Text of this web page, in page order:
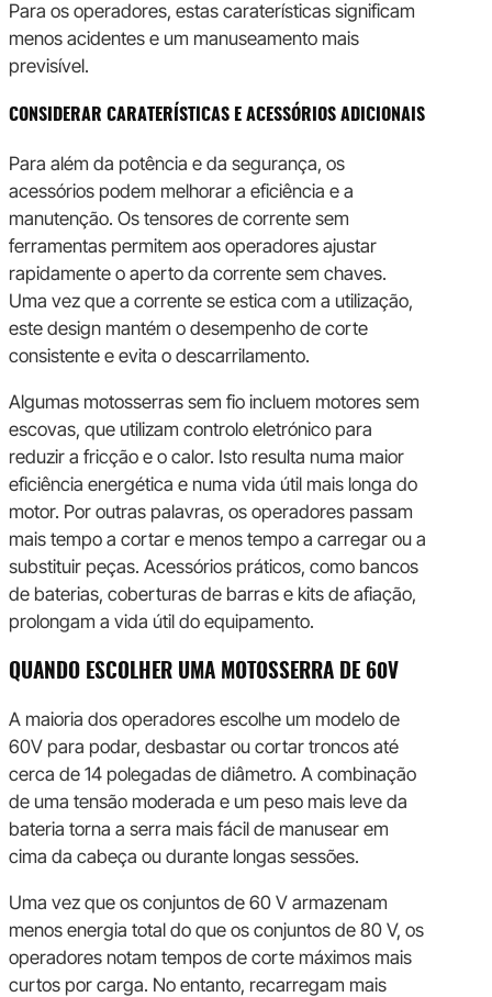
Para os operadores, estas caraterísticas significam
menos acidentes e um manuseamento mais
previsível.
CONSIDERAR CARATERÍSTICAS E ACESSÓRIOS ADICIONAIS
Para além da potência e da segurança, os
acessórios podem melhorar a eficiência e a
manutenção. Os tensores de corrente sem
ferramentas permitem aos operadores ajustar
rapidamente o aperto da corrente sem chaves.
Uma vez que a corrente se estica com a utilização,
este design mantém o desempenho de corte
consistente e evita o descarrilamento.
Algumas motosserras sem fio incluem motores sem
escovas, que utilizam controlo eletrónico para
reduzir a fricção e o calor. Isto resulta numa maior
eficiência energética e numa vida útil mais longa do
motor. Por outras palavras, os operadores passam
mais tempo a cortar e menos tempo a carregar ou a
substituir peças. Acessórios práticos, como bancos
de baterias, coberturas de barras e kits de afiação,
prolongam a vida útil do equipamento.
QUANDO ESCOLHER UMA MOTOSSERRA DE 60V
A maioria dos operadores escolhe um modelo de
60V para podar, desbastar ou cortar troncos até
cerca de 14 polegadas de diâmetro. A combinação
de uma tensão moderada e um peso mais leve da
bateria torna a serra mais fácil de manusear em
cima da cabeça ou durante longas sessões.
Uma vez que os conjuntos de 60 V armazenam
menos energia total do que os conjuntos de 80 V, os
operadores notam tempos de corte máximos mais
curtos por carga. No entanto, recarregam mais